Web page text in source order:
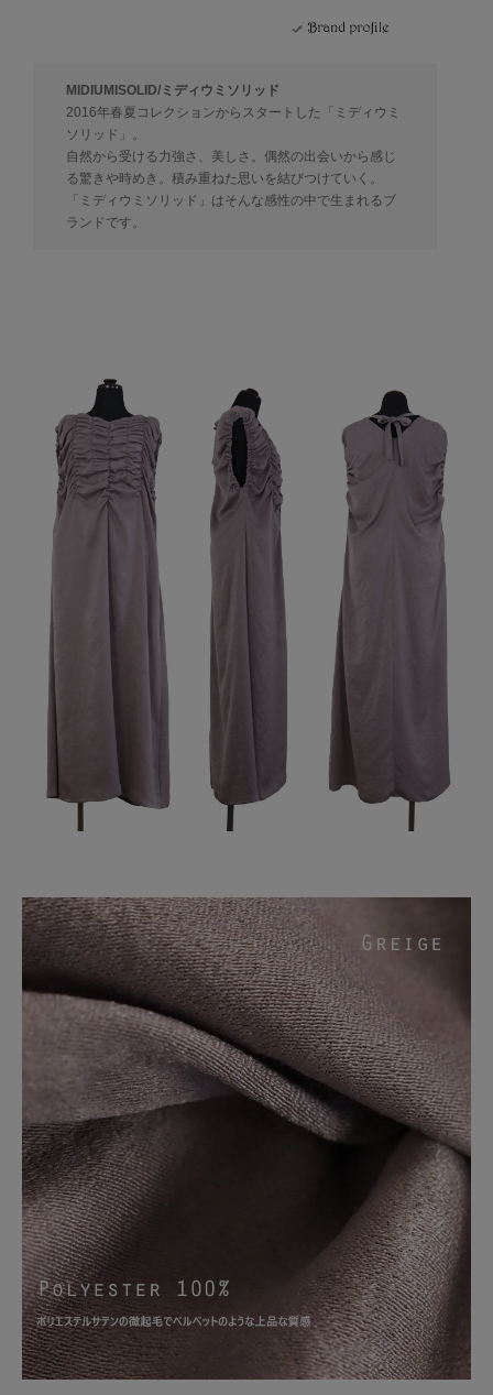
MIDIUMISOLID/ミディウミソリッド
2016年春夏コレクションからスタートした「ミディウミ
ソリッド」。
自然から受ける力強さ、美しさ。偶然の出会いから感じ
る驚きや時めき。積み重ねた思いを結びつけていく。
「ミディウミソリッド」はそんな感性の中で生まれるブ
ランドです。